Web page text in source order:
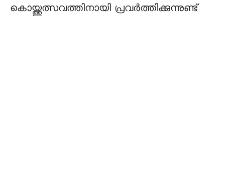
കൊയ്ത്തുത്സവത്തിനായി പ്രവർത്തിക്കുന്നുണ്ട്‌